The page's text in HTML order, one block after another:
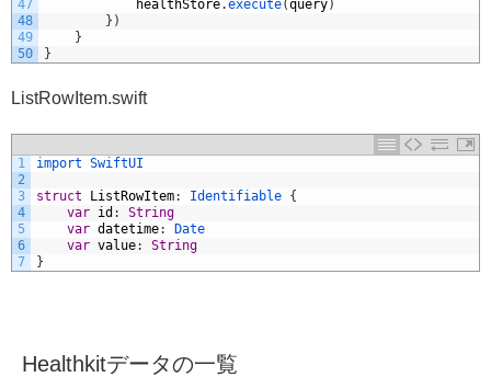
47
48
49
50
healthStore.execute(query)
} )
}
}
ListRowItem.swift
1
2
3
4
5
6
7
import SwiftUI
struct ListRowItem: Identifiable {
var id :
String
var datetime:
Date
var value:
String
}
Healthkitデータの一覧